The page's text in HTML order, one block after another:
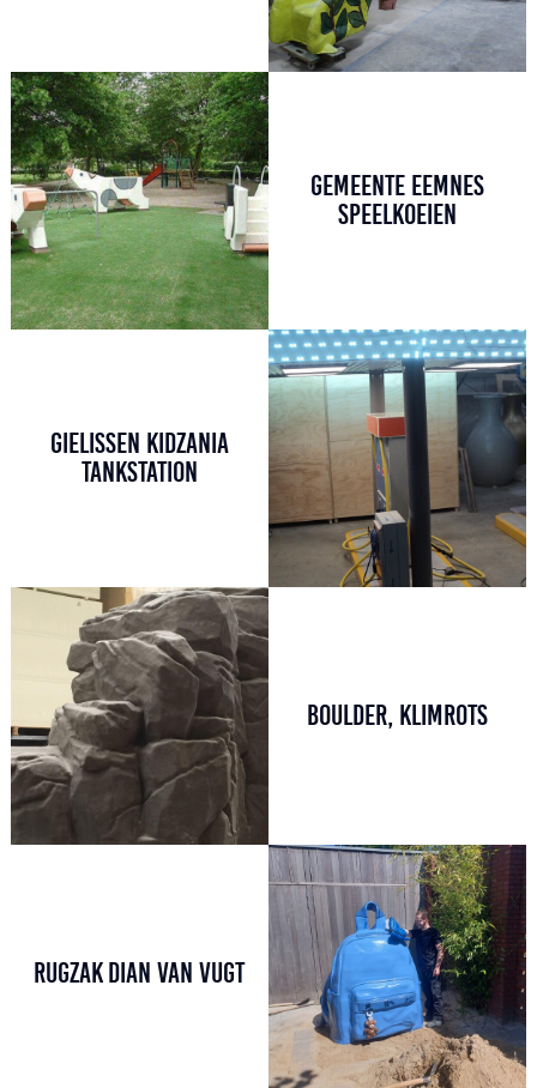
GEMEENTE EEMNES
SPEELKOEIEN
GIELISSEN KIDZANIA
TANKSTATION
BOULDER, KLIMROTS
RUGZAK DIAN VAN VUGT